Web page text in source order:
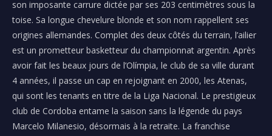
a
u
d
i
o
son imposante carrure dictée par ses 203 centimètres sous la
toise. Sa longue chevelure blonde et son nom rappellent ses
origines allemandes. Complet des deux côtés du terrain, l’ailier
est un prometteur basketteur du championnat argentin. Après
avoir fait les beaux jours de l’Olímpia, le club de sa ville durant
4 années, il passe un cap en rejoignant en 2000, les Atenas,
qui sont les tenants en titre de la Liga Nacional. Le prestigieux
club de Cordoba entame la saison sans la légende du pays
Marcelo Milanesio, désormais à la retraite. La franchise